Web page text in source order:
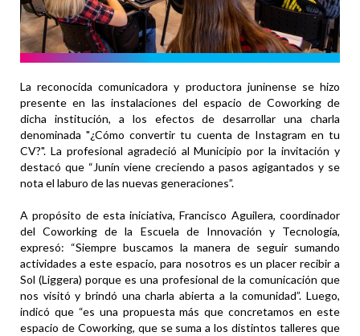
La reconocida comunicadora y productora juninense se hizo
presente en las instalaciones del espacio de Coworking de
dicha institución, a los efectos de desarrollar una charla
denominada "¿Cómo convertir tu cuenta de Instagram en tu
CV?". La profesional agradeció al Municipio por la invitación y
destacó que “Junín viene creciendo a pasos agigantados y se
nota el laburo de las nuevas generaciones”.
A propósito de esta iniciativa, Francisco Aguilera, coordinador
del Coworking de la Escuela de Innovación y Tecnología,
expresó: “Siempre buscamos la manera de seguir sumando
actividades a este espacio, para nosotros es un placer recibir a
Sol (Liggera) porque es una profesional de la comunicación que
nos visitó y brindó una charla abierta a la comunidad”. Luego,
indicó que “es una propuesta más que concretamos en este
espacio de Coworking, que se suma a los distintos talleres que